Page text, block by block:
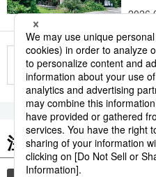
もっと
注目のキーワード